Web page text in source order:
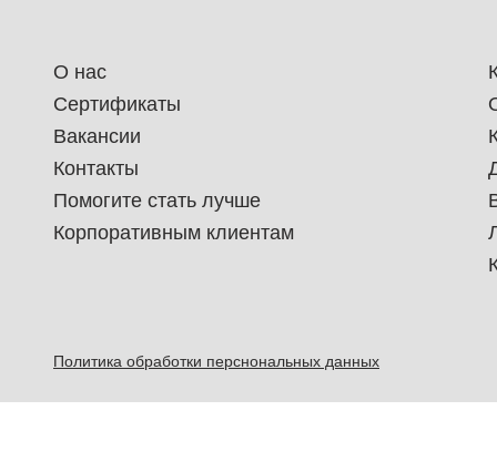
О нас
Сертификаты
Вакансии
Контакты
Помогите стать лучше
Корпоративным клиентам
Политика обработки перснональных данных